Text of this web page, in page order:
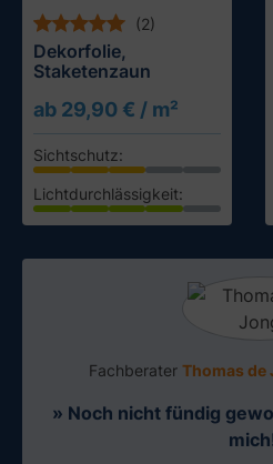
(2)
Dekorfolie,
Staketenzaun
ab 29,90 € / m²
Sichtschutz:
Lichtdurchlässigkeit:
Fachberater Thomas de
» Noch nicht fündig